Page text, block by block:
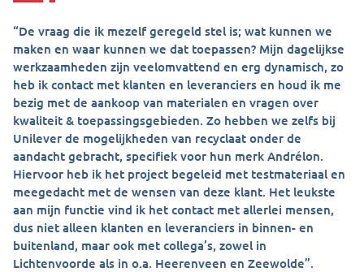
“De vraag die ik mezelf geregeld stel is; wat kunnen we
maken en waar kunnen we dat toepassen? Mijn dagelijkse
werkzaamheden zijn veelomvattend en erg dynamisch, zo
heb ik contact met klanten en leveranciers en houd ik me
bezig met de aankoop van materialen en vragen over
kwaliteit & toepassingsgebieden. Zo hebben we zelfs bij
Unilever de mogelijkheden van recyclaat onder de
aandacht gebracht, specifiek voor hun merk Andrélon.
Hiervoor heb ik het project begeleid met testmateriaal en
meegedacht met de wensen van deze klant. Het leukste
aan mijn functie vind ik het contact met allerlei mensen,
dus niet alleen klanten en leveranciers in binnen- en
buitenland, maar ook met collega’s, zowel in
Lichtenvoorde als in o.a. Heerenveen en Zeewolde”.